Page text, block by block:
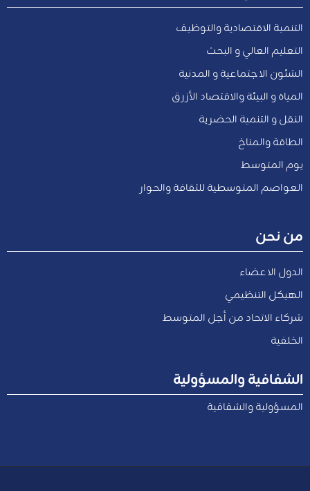
التنمية الاقتصادية والتوظيف
التعليم العالي و البحث
الشئون الاجتماعية و المدنية
المياه و البيئة والاقتصاد الأزرق
النقل و التنمية الحضرية
الطاقة والمناخ
يوم المتوسط
العواصم المتوسطية للثقافة والحوار
من نحن
الدول الاعضاء
الهيكل التنظيمي
شركاء الاتحاد من أجل المتوسط
الخلفية
الشفافية والمسؤولية
المسؤولية والشفافية